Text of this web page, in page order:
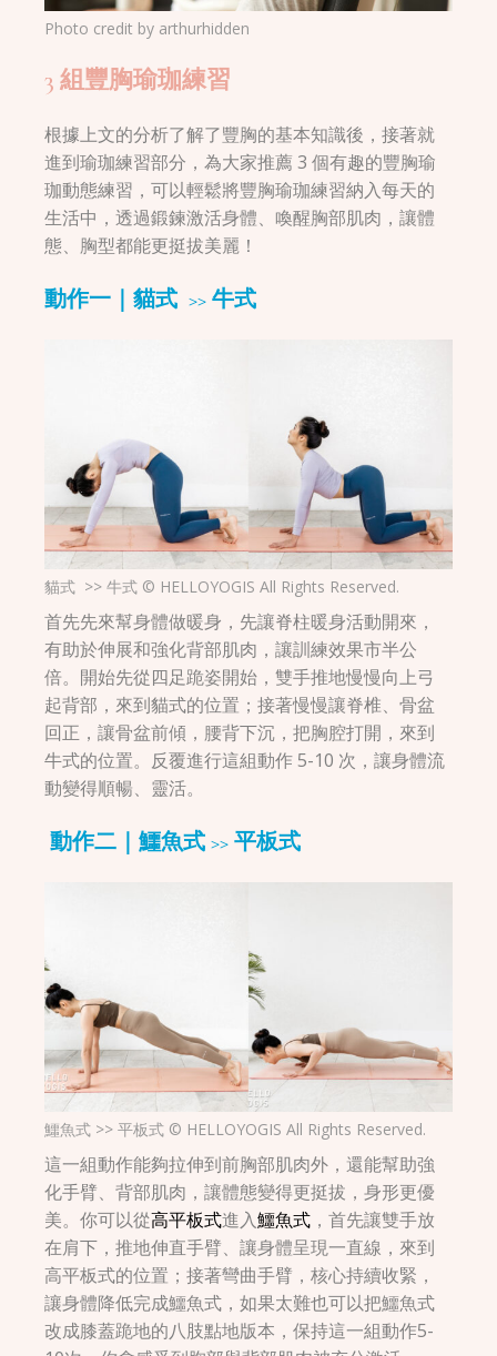
Photo credit by arthurhidden
3 組豐胸瑜珈練習
根據上文的分析了解了豐胸的基本知識後，接著就
進到瑜珈練習部分，為大家推薦 3 個有趣的豐胸瑜
珈動態練習，可以輕鬆將豐胸瑜珈練習納入每天的
生活中，透過鍛鍊激活身體、喚醒胸部肌肉，讓體
態、胸型都能更挺拔美麗！
動作一｜貓式 >> 牛式
貓式 >> 牛式 © HELLOYOGIS All Rights Reserved.
首先先來幫身體做暖身，先讓脊柱暖身活動開來，
有助於伸展和強化背部肌肉，讓訓練效果市半公
倍。開始先從四足跪姿開始，雙手推地慢慢向上弓
起背部，來到貓式的位置；接著慢慢讓脊椎、骨盆
回正，讓骨盆前傾，腰背下沉，把胸腔打開，來到
牛式的位置。反覆進行這組動作 5-10 次，讓身體流
動變得順暢、靈活。
動作二｜鱷魚式 >> 平板式
鱷魚式 >> 平板式 © HELLOYOGIS All Rights Reserved.
這一組動作能夠拉伸到前胸部肌肉外，還能幫助強
化手臂、背部肌肉，讓體態變得更挺拔，身形更優
美。你可以從高平板式進入鱷魚式 ，首先讓雙手放
在肩下，推地伸直手臂、讓身體呈現一直線，來到
高平板式的位置；接著彎曲手臂，核心持續收緊，
讓身體降低完成鱷魚式，如果太難也可以把鱷魚式
改成膝蓋跪地的八肢點地版本，保持這一組動作5-